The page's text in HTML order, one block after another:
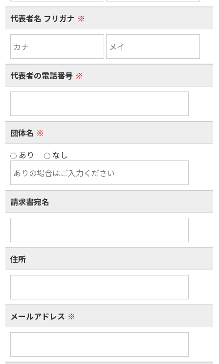
代表者名 フリガナ ※
代表者の電話番号 ※
団体名 ※
あり
なし
請求書宛名
住所
メールアドレス ※